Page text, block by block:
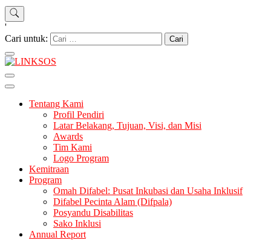
'
Cari untuk:
Tentang Kami
Profil Pendiri
Latar Belakang, Tujuan, Visi, dan Misi
Awards
Tim Kami
Logo Program
Kemitraan
Program
Omah Difabel: Pusat Inkubasi dan Usaha Inklusif
Difabel Pecinta Alam (Difpala)
Posyandu Disabilitas
Sako Inklusi
Annual Report